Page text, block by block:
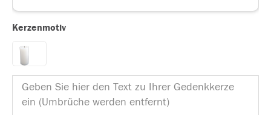
Kerzenmotiv